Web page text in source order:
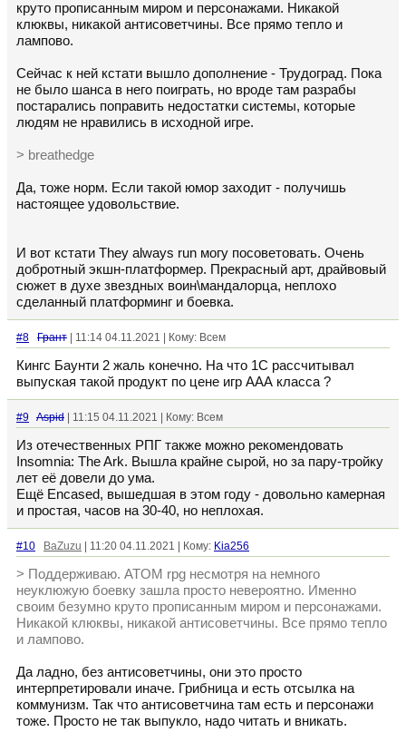
круто прописанным миром и персонажами. Никакой
клюквы, никакой антисоветчины. Все прямо тепло и
лампово.
Сейчас к ней кстати вышло дополнение - Трудоград. Пока
не было шанса в него поиграть, но вроде там разрабы
постарались поправить недостатки системы, которые
людям не нравились в исходной игре.
> breathedge
Да, тоже норм. Если такой юмор заходит - получишь
настоящее удовольствие.
И вот кстати They always run могу посоветовать. Очень
добротный экшн-платформер. Прекрасный арт, драйвовый
сюжет в духе звездных воин\мандалорца, неплохо
сделанный платформинг и боевка.
#8 Грант | 11:14 04.11.2021 | Кому: Всем
Кингс Баунти 2 жаль конечно. На что 1С рассчитывал
выпуская такой продукт по цене игр ААА класса ?
#9 Aspid | 11:15 04.11.2021 | Кому: Всем
Из отечественных РПГ также можно рекомендовать
Insomnia: The Ark. Вышла крайне сырой, но за пару-тройку
лет её довели до ума.
Ещё Encased, вышедшая в этом году - довольно камерная
и простая, часов на 30-40, но неплохая.
#10 BaZuzu | 11:20 04.11.2021 | Кому: Kia256
> Поддерживаю. ATOM rpg несмотря на немного
неуклюжую боевку зашла просто невероятно. Именно
своим безумно круто прописанным миром и персонажами.
Никакой клюквы, никакой антисоветчины. Все прямо тепло
и лампово.
Да ладно, без антисоветчины, они это просто
интерпретировали иначе. Грибница и есть отсылка на
коммунизм. Так что антисоветчина там есть и персонажи
тоже. Просто не так выпукло, надо читать и вникать.